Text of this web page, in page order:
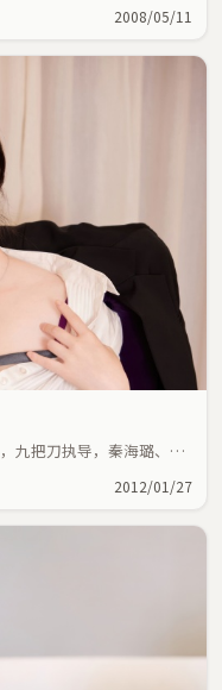
2008/05/11
九把刀执导，秦海璐、林
2012/01/27